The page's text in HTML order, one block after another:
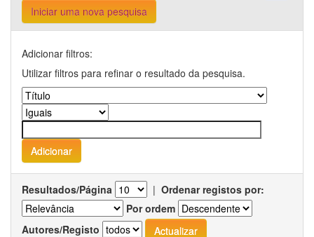
Iniciar uma nova pesquisa
Adicionar filtros:
Utilizar filtros para refinar o resultado da pesquisa.
Resultados/Página | Ordenar registos por:
Por ordem
Autores/Registo